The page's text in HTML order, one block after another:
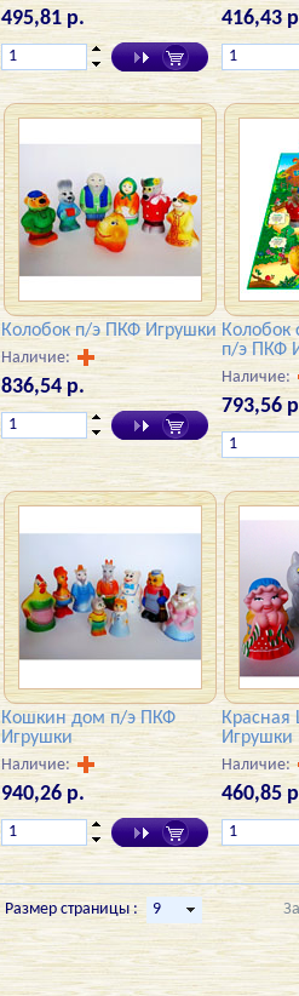
495,81 р. 416,43
Колобок п/э ПКФ Игрушки
Наличие:
836,54 р.
Колобок
п/э ПКФ
Наличие:
793,56
Кошкин дом п/э ПКФ
Игрушки
Наличие:
940,26 р.
Игрушки
Наличие:
460,85
Размер страницы :